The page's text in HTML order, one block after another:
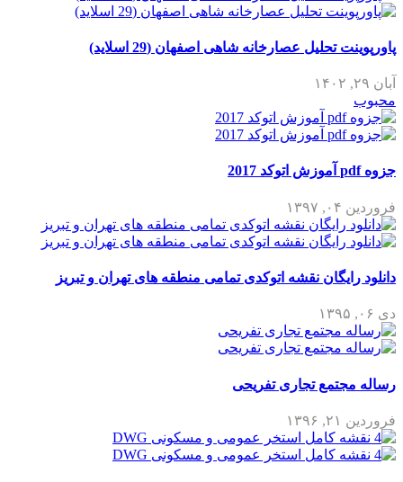
پاورپوینت تحلیل عصارخانه شاهی اصفهان (29 اسلاید)
آبان ۲۹, ۱۴۰۲
محبوب
جزوه pdf آموزش اتوکد 2017
فروردین ۰۴, ۱۳۹۷
دانلود رایگان نقشه اتوکدی تمامی منطقه های تهران و تبریز
دی ۰۶, ۱۳۹۵
رساله مجتمع تجاری تفریحی
فروردین ۲۱, ۱۳۹۶